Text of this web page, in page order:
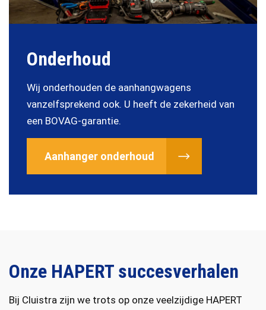
Onderhoud
Wij onderhouden de aanhangwagens
vanzelfsprekend ook. U heeft de zekerheid van
een BOVAG-garantie.
Aanhanger onderhoud
Onze HAPERT succesverhalen
Bij Cluistra zijn we trots op onze veelzijdige HAPERT